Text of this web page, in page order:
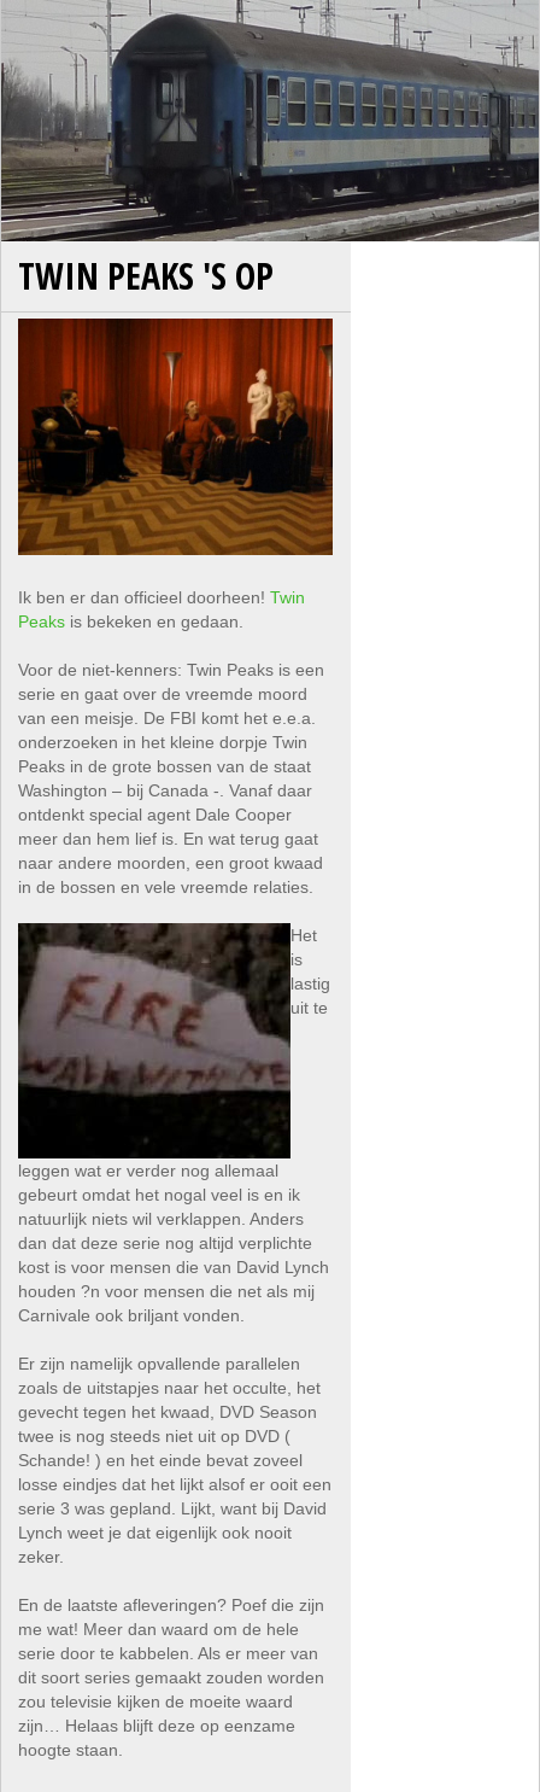
TWIN PEAKS 'S OP
Ik ben er dan officieel doorheen!Twin
Peaks is bekeken en gedaan.
Voor de niet-kenners: Twin Peaks is een
serie en gaat over de vreemde moord
van een meisje. De FBI komt het e.e.a.
onderzoeken in het kleine dorpje Twin
Peaks in de grote bossen van de staat
Washington – bij Canada -. Vanaf daar
ontdenkt special agent Dale Cooper
meer dan hem lief is. En wat terug gaat
naar andere moorden, een groot kwaad
in de bossen en vele vreemde relaties.
Het
is
lastig
uit te
leggen wat er verder nog allemaal
gebeurt omdat het nogal veel is en ik
natuurlijk niets wil verklappen. Anders
dan dat deze serie nog altijd verplichte
kost is voor mensen die van David Lynch
houden ?n voor mensen die net als mij
Carnivale ook briljant vonden.
Er zijn namelijk opvallende parallelen
zoals de uitstapjes naar het occulte, het
gevecht tegen het kwaad, DVD Season
twee is nog steeds niet uit op DVD (
Schande! ) en het einde bevat zoveel
losse eindjes dat het lijkt alsof er ooit een
serie 3 was gepland. Lijkt, want bij David
Lynch weet je dat eigenlijk ook nooit
zeker.
En de laatste afleveringen? Poef die zijn
me wat! Meer dan waard om de hele
serie door te kabbelen. Als er meer van
dit soort series gemaakt zouden worden
zou televisie kijken de moeite waard
zijn… Helaas blijft deze op eenzame
hoogte staan.